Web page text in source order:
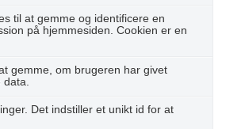
til at gemme og identificere en
på hjemmesiden. Cookien er en
gemme, om brugeren har givet
Det indstiller et unikt id for at